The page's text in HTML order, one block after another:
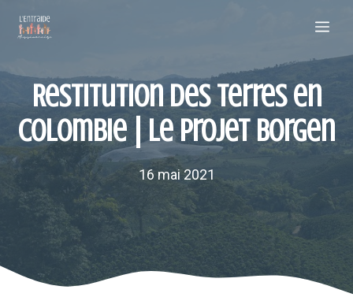
Restitution des terres en
Colombie | Le projet Borgen
16 mai 2021